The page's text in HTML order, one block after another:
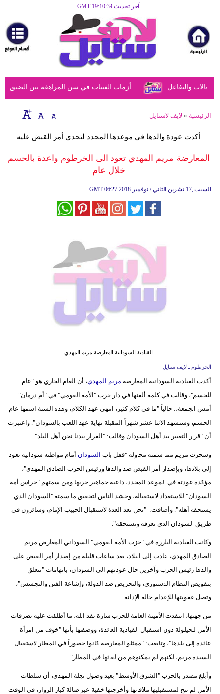
آخر تحديث GMT 19:10:39
مرأة
أزياء
أزياء
إسلامية
ديكور
أزمات الفتيات في سن المراهقة بين الضيق والتفاعل
الرئيسية » لايف لاستايل
أكدت عودة والدها في موعدها المحدد لتحدي أمر القبض عليه
المعارضة مريم المهدي تعود الى الخرطوم واعدة بالحسم
خلال عام
GMT 06:27 2018 السبت ,17 تشرين الثاني / نوفمبر
القيادية السودانية المعارضة مريم المهدي
الخرطوم ـ لايف ستايل
أكدت القيادية السودانية المعارضة مريم المهدي، أن العام الجاري هو "عام
للحسم"، وقالت في كلمة ألقتها في دار حزب "الأمة القومي" في "أم درمان"
أمس الجمعة،: حالياً "ما في كلام كثير، انتهى عهد الكلام، وهذه السنة اسمها عام
الحسم، وستشهد الاثنا عشر شهراً المقبلة نهاية عهد اللعب بالسودان". واعتبرت
أن "قرار التغيير بيد أهل السودان وقالت: "القرار بيدنا نحن أهل البلد".
وسخرت مريم مما سمته محاولة "قفل باب السودان أمام مواطنة سودانية تعود
إلى بلادها، وبإصدار أمر القبض ضد والدها ورئيس الحزب الصادق المهدي"،
مؤكدة عودته في الموعد المحدد، داعية جماهير حزبها ومن سمتهم "حراس أمة
السودان" للاستعداد لاستقباله، وحشد الناس لتحقيق ما سمته "السودان الذي
يستحقه أهله". وأضافت: "نحن نعد العدة لاستقبال الحبيب الإمام، وسائرون في
طريق السودان الذي نعرفه ونستحقه".
وكانت القيادية البارزة في "حزب الأمة القومي" السوداني المعارض مريم
الصادق المهدي، عادت إلى البلاد، بعد ساعات قليلة من إصدار أمر القبض على
والدها رئيس الحزب وآخرين حال عودتهم الى السودان، باتهامات "تتعلق
بتقويض النظام الدستوري، والتحريض ضد الدولة، وإشاعة الفتن والتجسس"،
وتصل عقوبتها للإعدام حالة الإدانة.
من جهتها، انتقدت الأمينة العامة للحزب سارة نقد الله، ما أطلقت عليه تصرفات
الأمن للحيلولة دون استقبال القيادية العائدة، ووصفتها بأنها "خوف من امرأة
عائدة إلى بلدها"، وتابعت: "ممثلو المعارضة كانوا حضوراً في المطار لاستقبال
السيدة مريم، لكنهم لم يمكنوهم من لقائها في المطار".
وأبلغ مصدر بالحزب "الشرق الأوسط" بعيد وصول نجلة المهدي، أن سلطات
الأمن لم تتح لمستقبليها ملاقاتها وأخرجتها خفية عبر صالة كبار الزوار، في الوقت